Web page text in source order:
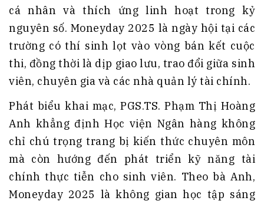
cá nhân và thích ứng linh hoạt trong kỷ
nguyên số. Moneyday 2025 là ngày hội tại các
trường có thí sinh lọt vào vòng bán kết cuộc
thi, đồng thời là dịp giao lưu, trao đổi giữa sinh
viên, chuyên gia và các nhà quản lý tài chính.
Phát biểu khai mạc, PGS.TS. Phạm Thị Hoàng
Anh khẳng định Học viện Ngân hàng không
chỉ chú trọng trang bị kiến thức chuyên môn
mà còn hướng đến phát triển kỹ năng tài
chính thực tiễn cho sinh viên. Theo bà Anh,
Moneyday 2025 là không gian học tập sáng